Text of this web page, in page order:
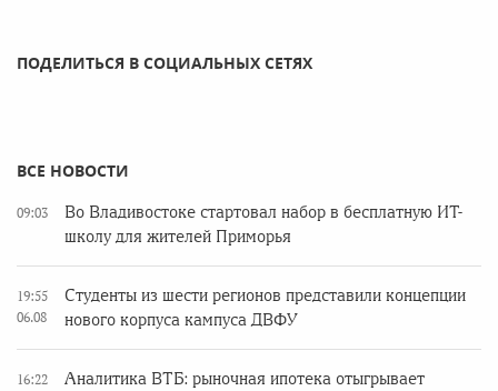
ПОДЕЛИТЬСЯ В СОЦИАЛЬНЫХ СЕТЯХ
ВСЕ НОВОСТИ
09:03
Во Владивостоке стартовал набор в бесплатную ИТ-
школу для жителей Приморья
19:55
06.08
Студенты из шести регионов представили концепции
нового корпуса кампуса ДВФУ
16:22
Аналитика ВТБ: рыночная ипотека отыгрывает